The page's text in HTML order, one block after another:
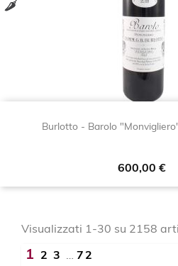
Burlotto - Barolo
Prezzo
600,00 €
Visualizzati 1-30 su 2158
1 2 3 … 72